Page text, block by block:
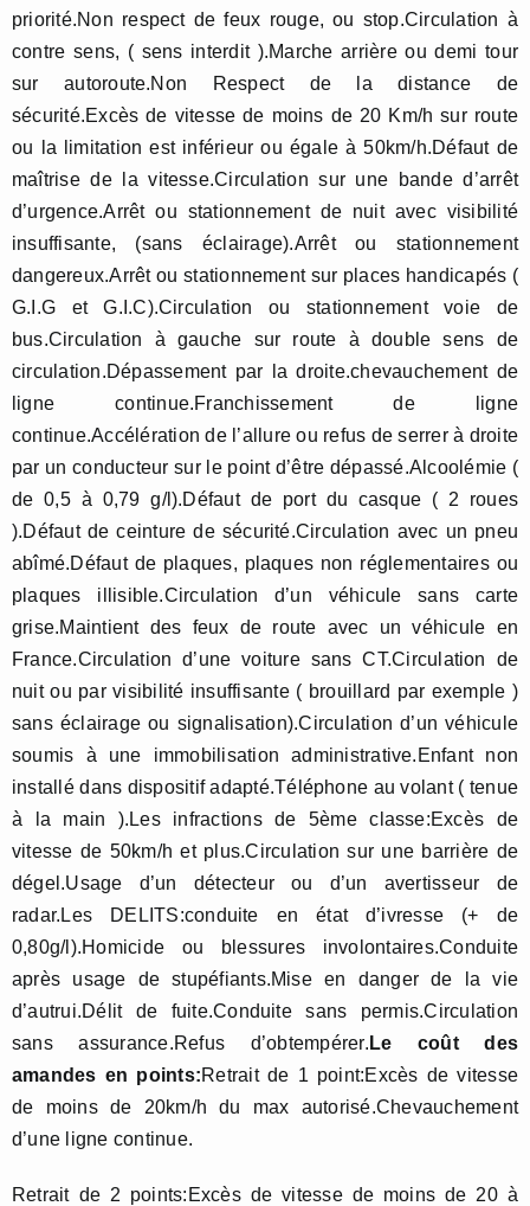
priorité.Non respect de feux rouge, ou stop.Circulation à
contre sens, ( sens interdit ).Marche arrière ou demi tour
sur autoroute.Non Respect de la distance de
sécurité.Excès de vitesse de moins de 20 Km/h sur route
ou la limitation est inférieur ou égale à 50km/h.Défaut de
maîtrise de la vitesse.Circulation sur une bande d’arrêt
d’urgence.Arrêt ou stationnement de nuit avec visibilité
insuffisante, (sans éclairage).Arrêt ou stationnement
dangereux.Arrêt ou stationnement sur places handicapés (
G.I.G et G.I.C).Circulation ou stationnement voie de
bus.Circulation à gauche sur route à double sens de
circulation.Dépassement par la droite.chevauchement de
ligne continue.Franchissement de ligne
continue.Accélération de l’allure ou refus de serrer à droite
par un conducteur sur le point d’être dépassé.Alcoolémie (
de 0,5 à 0,79 g/l).Défaut de port du casque ( 2 roues
).Défaut de ceinture de sécurité.Circulation avec un pneu
abîmé.Défaut de plaques, plaques non réglementaires ou
plaques illisible.Circulation d’un véhicule sans carte
grise.Maintient des feux de route avec un véhicule en
France.Circulation d’une voiture sans CT.Circulation de
nuit ou par visibilité insuffisante ( brouillard par exemple )
sans éclairage ou signalisation).Circulation d’un véhicule
soumis à une immobilisation administrative.Enfant non
installé dans dispositif adapté.Téléphone au volant ( tenue
à la main ).Les infractions de 5ème classe:Excès de
vitesse de 50km/h et plus.Circulation sur une barrière de
dégel.Usage d’un détecteur ou d’un avertisseur de
radar.Les DELITS:conduite en état d’ivresse (+ de
0,80g/l).Homicide ou blessures involontaires.Conduite
après usage de stupéfiants.Mise en danger de la vie
d’autrui.Délit de fuite.Conduite sans permis.Circulation
sans assurance.Refus d’obtempérer. Le coût des
amandes en points:Retrait de 1 point:Excès de vitesse
de moins de 20km/h du max autorisé.Chevauchement
d’une ligne continue.
Retrait de 2 points:Excès de vitesse de moins de 20 à